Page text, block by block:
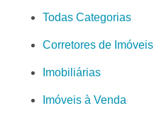
Todas Categorias
Corretores de Imóveis
Imobiliárias
Imóveis à Venda